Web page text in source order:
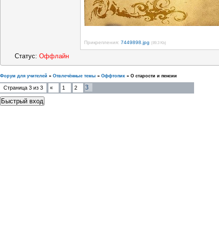
Прикрепления: 7449898.jpg (89.3 Kb)
Статус: Оффлайн
Форум для учителей » Отвлечённые темы » Оффтопик » О старости и пенсии
Страница 3 из 3 « 1 2 3